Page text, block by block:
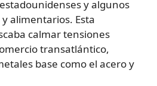
y algunos
alimentarios. Esta
calmar tensiones
transatlántico,
base como el acero y